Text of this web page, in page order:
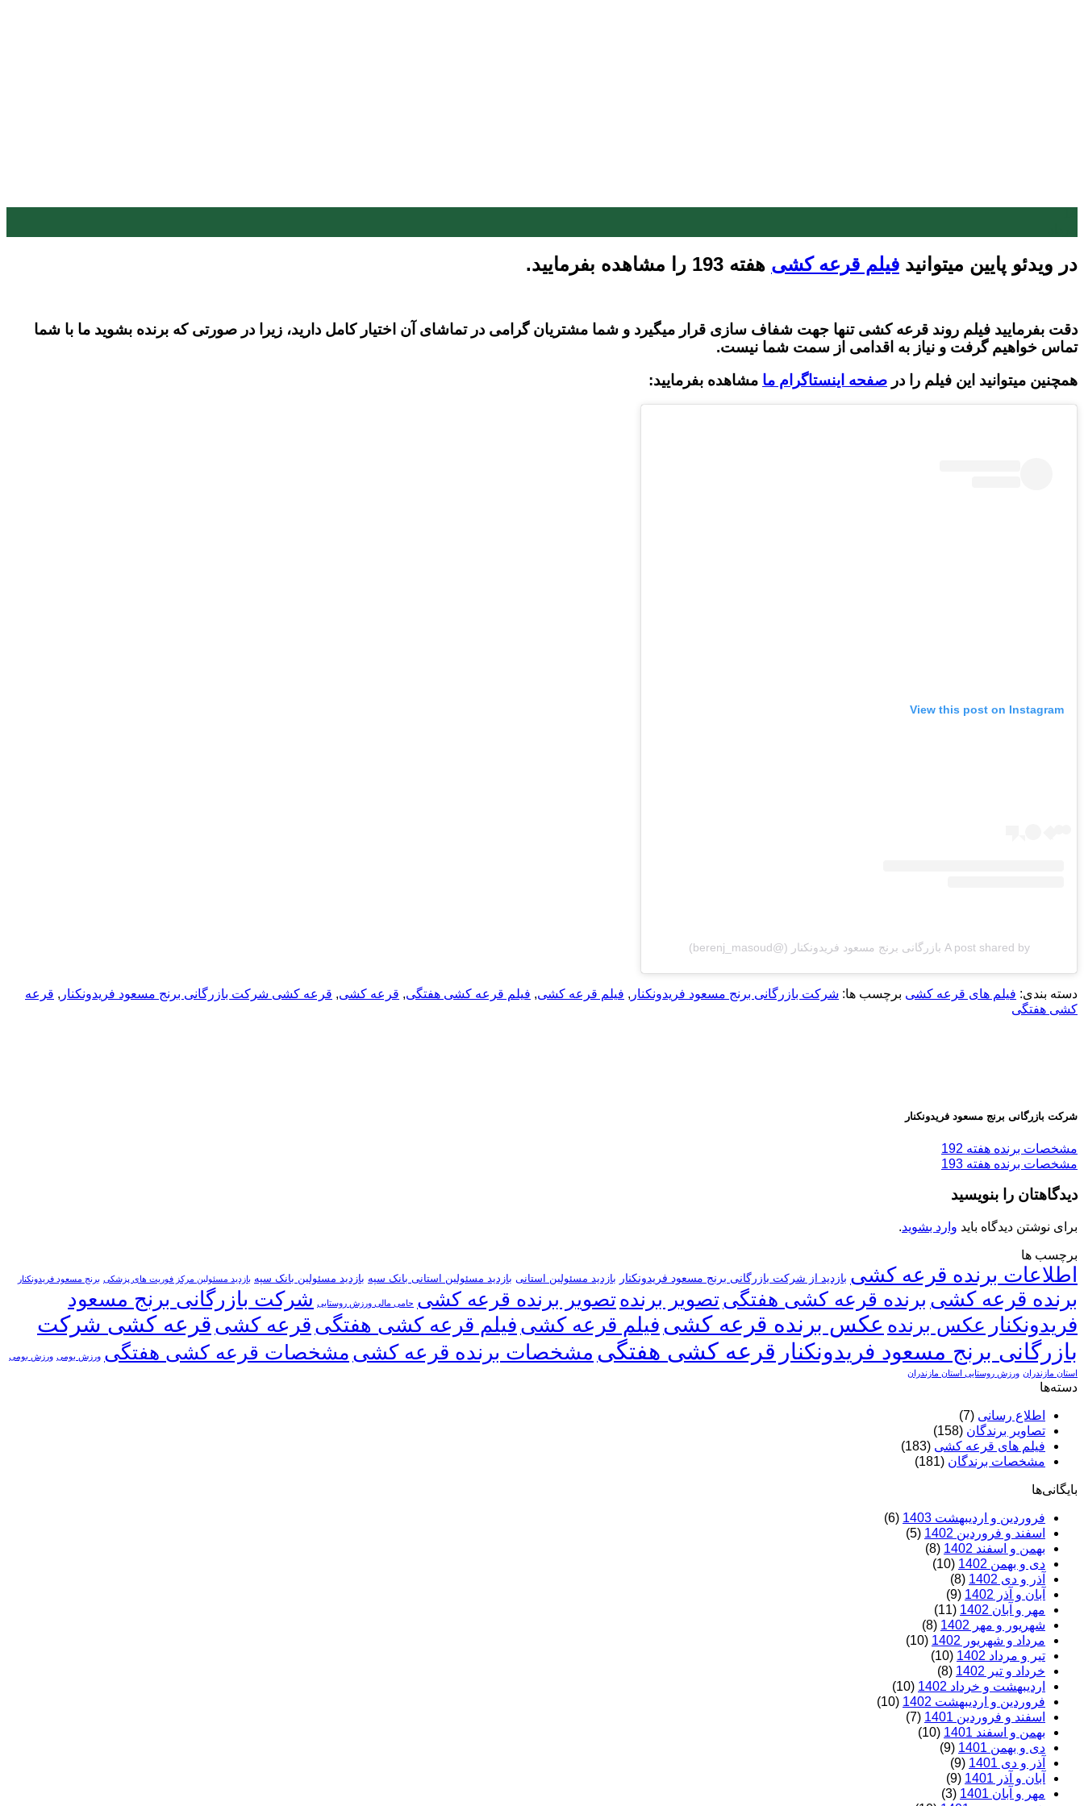
در ویدئو پایین میتوانید فیلم قرعه کشی هفته 193 را مشاهده بفرمایید.
دقت بفرمایید فیلم روند قرعه کشی تنها جهت شفاف سازی قرار میگیرد و شما مشتریان گرامی در تماشای آن اختیار کامل دارید، زیرا در صورتی که برنده بشوید ما با شما
تماس خواهیم گرفت و نیاز به اقدامی از سمت شما نیست.
همچنین میتوانید این فیلم را در صفحه اینستاگرام ما مشاهده بفرمایید:
View this post on Instagram
A post shared by بازرگانی برنج مسعود فریدونکنار (@berenj_masoud)
دسته بندی: فیلم های قرعه کشی برچسب ها: شرکت بازرگانی برنج مسعود فریدونکنار , فیلم قرعه کشی, فیلم قرعه کشی هفتگی, قرعه کشی, قرعه کشی شرکت بازرگانی برنج مسعود فریدونکنار , قرعه
کشی هفتگی
شرکت بازرگانی برنج مسعود فریدونکنار
مشخصات برنده هفته 192
مشخصات برنده هفته 193
دیدگاهتان را بنویسید
برای نوشتن دیدگاه باید وارد بشوید.
برچسب ها
اطلاعات برنده قرعه کشی بازدید از شرکت بازرگانی برنج مسعود فریدونکنار بازدید مسئولین استانی بازدید مسئولین استانی بانک سپه بازدید مسئولین بانک سپه بازدید مسئولین مرکز فوریت های پزشکی برنج مسعود فریدونکنار
برنده قرعه کشی برنده قرعه کشی هفتگیتصویر برندهتصویر برنده قرعه کشی حامی مالی ورزش روستایی شرکت بازرگانی برنج مسعود
فریدونکنار عکس برنده عکس برنده قرعه کشی فیلم قرعه کشی فیلم قرعه کشی هفتگی قرعه کشی قرعه کشی شرکت
بازرگانی برنج مسعود فریدونکنار قرعه کشی هفتگی مشخصات برنده قرعه کشی مشخصات قرعه کشی هفتگی ورزش بومی ورزش بومی
استان مازندران ورزش روستایی استان مازندران
دسته‌ها
اطلاع رسانی (7)
تصاویر برندگان (158)
فیلم های قرعه کشی (183)
مشخصات برندگان (181)
بایگانی‌ها
فروردین و اردیبهشت 1403
(6)
اسفند و فروردین 1402
(5)
بهمن و اسفند 1402
(8)
دی و بهمن 1402
(10)
آذر و دی 1402
(8)
آبان و آذر 1402
(9)
مهر و آبان 1402
(11)
شهریور و مهر 1402
(8)
مرداد و شهریور 1402
(10)
تیر و مرداد 1402
(10)
خرداد و تیر 1402
(8)
اردیبهشت و خرداد 1402
(10)
فروردین و اردیبهشت 1402
(10)
اسفند و فروردین 1401
(7)
بهمن و اسفند 1401
(10)
دی و بهمن 1401
(9)
آذر و دی 1401
(9)
آبان و آذر 1401
(9)
مهر و آبان 1401
(3)